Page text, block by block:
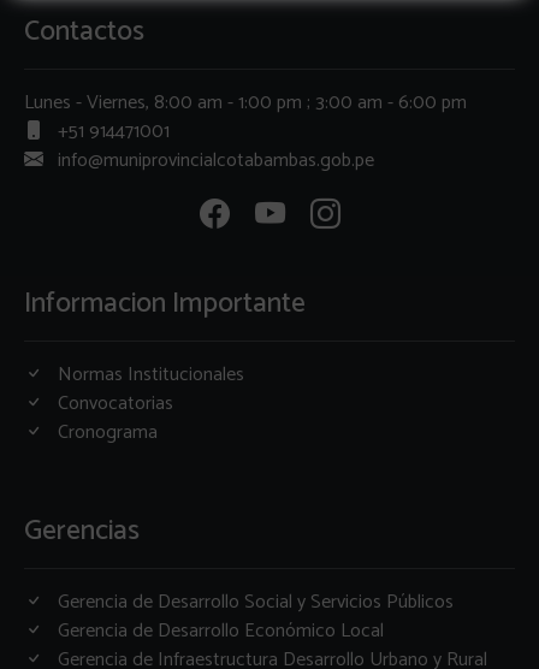
Contactos
Lunes - Viernes, 8:00 am - 1:00 pm ; 3:00 am - 6:00 pm
+51 914471001
info@muniprovincialcotabambas.gob.pe
Informacion Importante
Normas Institucionales
Convocatorias
Cronograma
Gerencias
Gerencia de Desarrollo Social y Servicios Públicos
Gerencia de Desarrollo Económico Local
Gerencia de Infraestructura Desarrollo Urbano y Rural